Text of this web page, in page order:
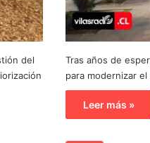
del
Tras años de
para modernizar
Leer más »